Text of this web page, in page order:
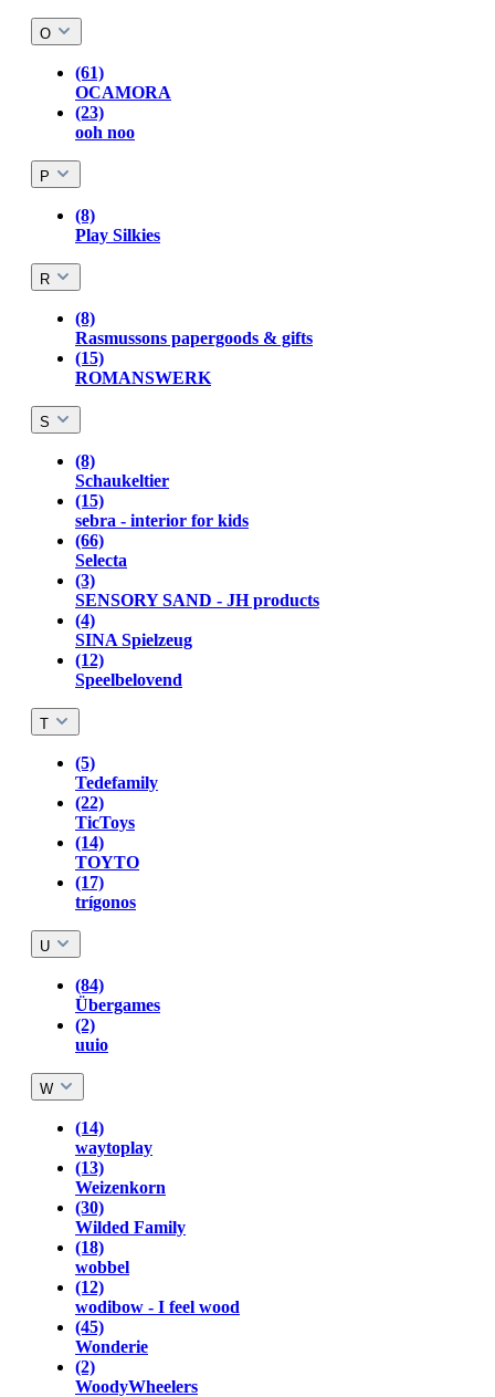
O
(61)
OCAMORA
(23)
ooh noo
P
(8)
Play Silkies
R
(8)
Rasmussons papergoods & gifts
(15)
ROMANSWERK
S
(8)
Schaukeltier
(15)
sebra - interior for kids
(66)
Selecta
(3)
SENSORY SAND - JH products
(4)
SINA Spielzeug
(12)
Speelbelovend
T
(5)
Tedefamily
(22)
TicToys
(14)
TOYTO
(17)
trígonos
U
(84)
Übergames
(2)
uuio
W
(14)
waytoplay
(13)
Weizenkorn
(30)
Wilded Family
(18)
wobbel
(12)
wodibow - I feel wood
(45)
Wonderie
(2)
WoodyWheelers